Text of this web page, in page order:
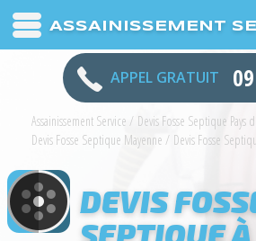
ASSAINISSEMENT
APPEL GRATUIT
Assainissement Service / Devis Fosse Septique Pays
Devis Fosse Septique Mayenne / Devis Fosse
DEVIS